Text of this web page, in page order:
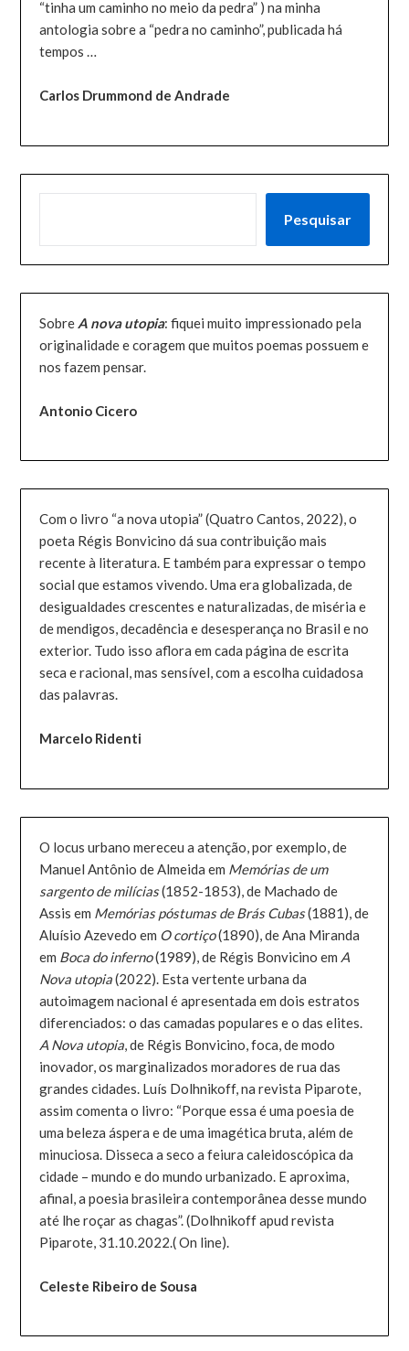
“tinha um caminho no meio da pedra” ) na minha
antologia sobre a “pedra no caminho”, publicada há
tempos …
Carlos Drummond de Andrade
Pesquisar
Sobre A nova utopia: fiquei muito impressionado pela
originalidade e coragem que muitos poemas possuem e
nos fazem pensar.
Antonio Cicero
Com o livro “a nova utopia” (Quatro Cantos, 2022), o
poeta Régis Bonvicino dá sua contribuição mais
recente à literatura. E também para expressar o tempo
social que estamos vivendo. Uma era globalizada, de
desigualdades crescentes e naturalizadas, de miséria e
de mendigos, decadência e desesperança no Brasil e no
exterior. Tudo isso aflora em cada página de escrita
seca e racional, mas sensível, com a escolha cuidadosa
das palavras.
Marcelo Ridenti
O locus urbano mereceu a atenção, por exemplo, de
Manuel Antônio de Almeida em Memórias de um
sargento de milícias(1852-1853), de Machado de
Assis em Memórias póstumas de Brás Cubas(1881), de
Aluísio Azevedo em O cortiço(1890), de Ana Miranda
em Boca do inferno(1989), de Régis Bonvicino em A
Nova utopia(2022). Esta vertente urbana da
autoimagem nacional é apresentada em dois estratos
diferenciados: o das camadas populares e o das elites.
A Nova utopia, de Régis Bonvicino, foca, de modo
inovador, os marginalizados moradores de rua das
grandes cidades. Luís Dolhnikoff, na revista Piparote,
assim comenta o livro: “Porque essa é uma poesia de
uma beleza áspera e de uma imagética bruta, além de
minuciosa. Disseca a seco a feiura caleidoscópica da
cidade – mundo e do mundo urbanizado. E aproxima,
afinal, a poesia brasileira contemporânea desse mundo
até lhe roçar as chagas”. (Dolhnikoff apud revista
Piparote, 31.10.2022.( On line).
Celeste Ribeiro de Sousa